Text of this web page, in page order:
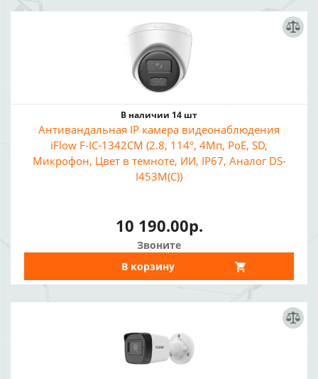
В наличии 14 шт
Антивандальная IP камера видеонаблюдения
iFlow F-IC-1342CM (2.8, 114°, 4Мп, PoE, SD,
Микрофон, Цвет в темноте, ИИ, IP67, Аналог DS-
I453M(C))
10 190.00р.
Звоните
В корзину